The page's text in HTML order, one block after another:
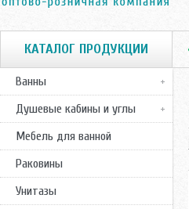
КАТАЛОГ ПРОДУКЦИИ
Ванны
Душевые кабины и углы
Мебель для ванной
Раковины
Унитазы